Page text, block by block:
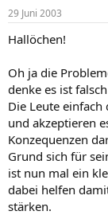
29 Juni 2003
Hallöchen!
Oh ja die
denke es ist
Die Leute
und akzeptieren
Konzequenzen
Grund sich für
ist nun mal ein
dabei helfen
stärken.